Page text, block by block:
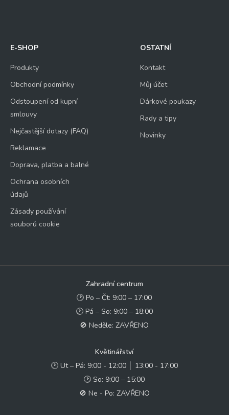
E-SHOP
Produkty
Obchodní podmínky
Odstoupení od kupní
smlouvy
Nejčastější dotazy (FAQ)
Reklamace
Doprava, platba a balné
Ochrana osobních
údajů
Zásady používání
souborů cookie
OSTATNÍ
Kontakt
Můj účet
Dárkové poukazy
Rady a tipy
Novinky
Zahradní centrum
🕑 Po – Čt: 9:00 – 17:00
🕑 Pá – So: 9:00 – 18:00
🚫 Neděle: ZAVŘENO
Květinářství
🕑 Ut – Pá: 9:00 - 12:00 │ 13:00 - 17:00
🕑 So: 9:00 – 15:00
🚫 Ne - Po: ZAVŘENO